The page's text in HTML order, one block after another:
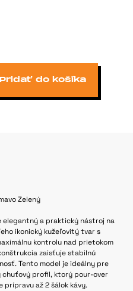
Pridať do košíka
Zelený
elegantný a praktický nástroj na
ikonický kužeľovitý tvar s
kontrolu nad prietokom
zaisťuje stabilnú
Tento model je ideálny pre
profil, ktorý pour-over
prípravu až 2 šálok kávy.